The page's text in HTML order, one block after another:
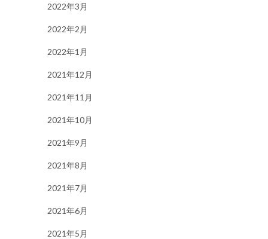
2022年3月
2022年2月
2022年1月
2021年12月
2021年11月
2021年10月
2021年9月
2021年8月
2021年7月
2021年6月
2021年5月